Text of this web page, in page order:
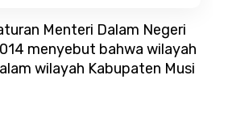
Menteri Dalam Negeri
menyebut bahwa wilayah
wilayah Kabupaten Musi